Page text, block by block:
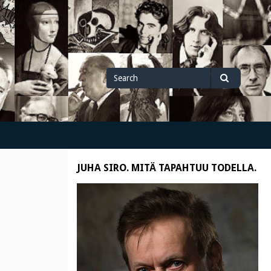
Search
for
Search
JUHA SIRO. MITÄ TAPAHTUU TODELLA.